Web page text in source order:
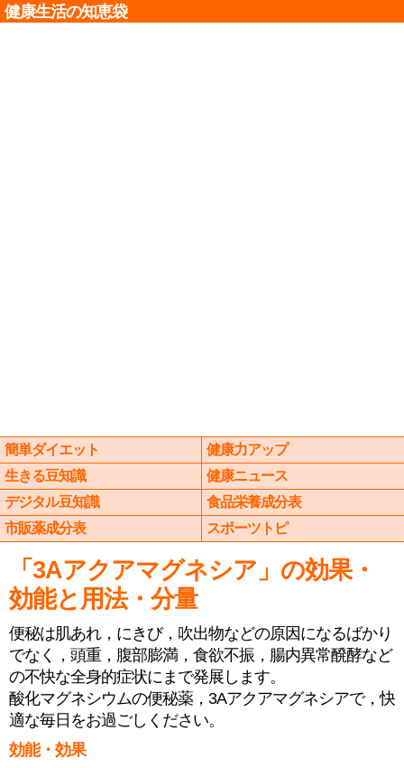
健康生活の知恵袋
簡単ダイエット
健康力アップ
生きる豆知識
健康ニュース
デジタル豆知識
食品栄養成分表
市販薬成分表
スポーツトピ
「3Aアクアマグネシア」の効果・
効能と用法・分量
便秘は肌あれ，にきび，吹出物などの原因になるばかり
でなく，頭重，腹部膨満，食欲不振，腸内異常醗酵など
の不快な全身的症状にまで発展します。
酸化マグネシウムの便秘薬，3Aアクアマグネシアで，快
適な毎日をお過ごしください。
効能・効果